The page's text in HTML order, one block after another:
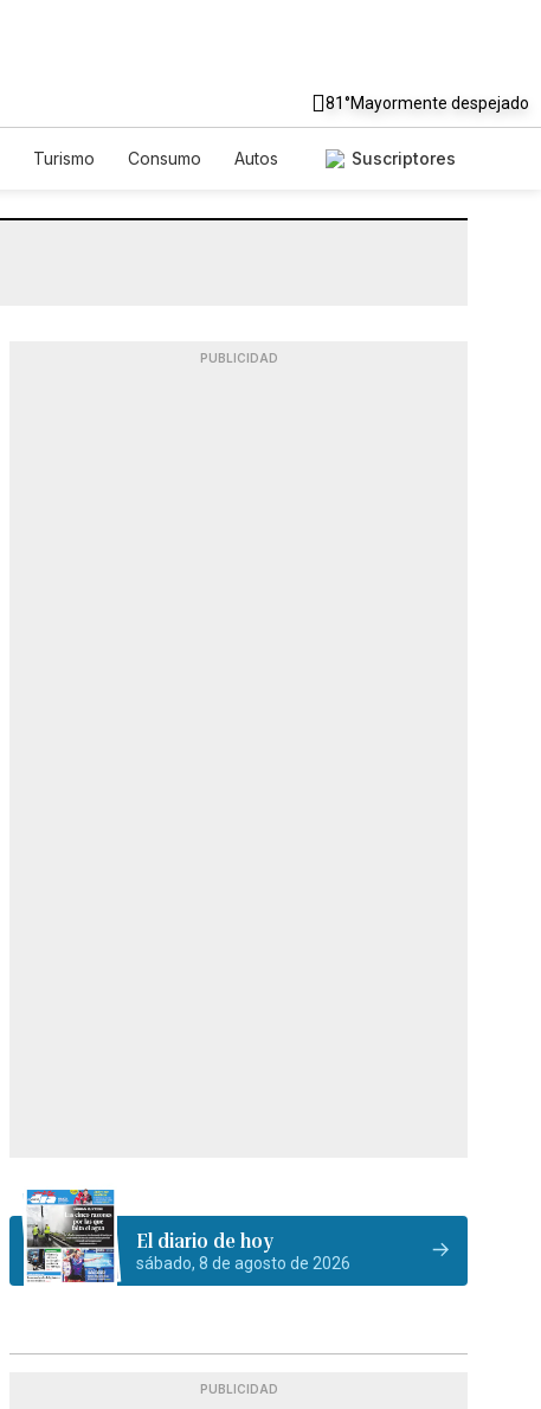
81°Mayormente despejado
Turismo Consumo
Autos
Suscriptores
PUBLICIDAD
El diario de hoy
sábado, 8 de agosto de 2026
PUBLICIDAD